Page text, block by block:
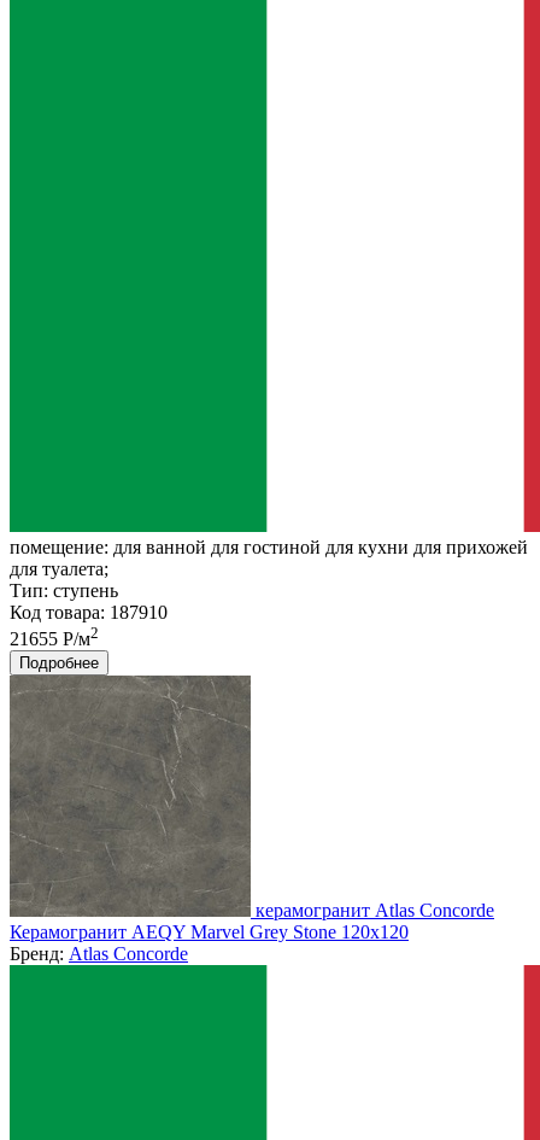
помещение: для ванной для гостиной для кухни для прихожей
для туалета;
Тип: ступень
Код товара: 187910
21655 Р/м2
Подробнее
керамогранит Atlas Concorde
Керамогранит AEQY Marvel Grey Stone 120x120
Бренд: Atlas Concorde